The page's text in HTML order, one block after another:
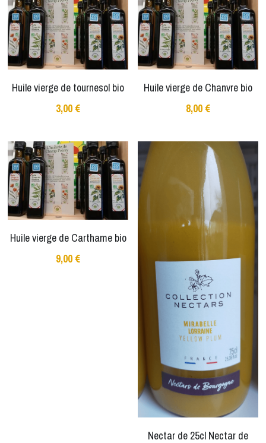
Huile vierge de tournesol bio
3,00 €
Huile vierge de Chanvre bio
8,00 €
Huile vierge de Carthame bio
9,00 €
Nectar de 25cl Nectar de